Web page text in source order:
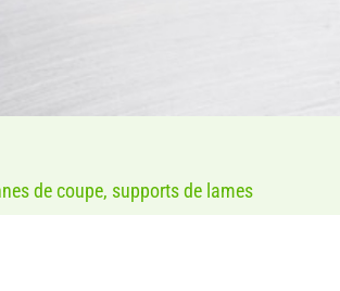
de coupe, supports de lames